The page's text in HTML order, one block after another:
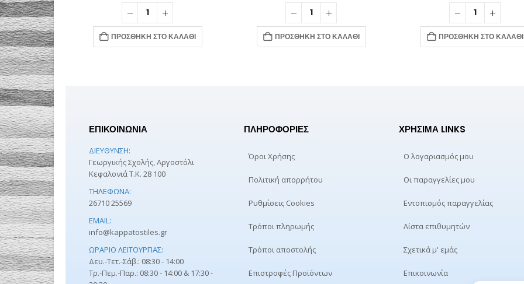
ΚΑΛΆΘΙ ΠΡΟΣΘΉΚΗ ΣΤΟ ΚΑΛΆΘΙ ΠΡΟΣΘΉΚΗ ΣΤΟ ΚΑΛΆΘΙ ΠΡΟΣΘΉΚΗ ΣΤΟ ΚΑΛΆΘΙ
ΕΠΙΚΟΙΝΩΝΙΑ
ΔΙΕΎΘΥΝΣΗ:
Γεωργικής Σχολής, Αργοστόλι
Κεφαλονιά Τ.Κ. 28 100
ΤΗΛΈΦΩΝΑ:
26710 25569
EMAIL:
info@kappatostiles.gr
ΩΡΆΡΙΟ ΛΕΙΤΟΥΡΓΊΑΣ:
Δευ.-Τετ.-Σάβ.: 08:30 - 14:00
Τρ.-Πεμ.-Παρ.: 08:30 - 14:00 & 17:30 -
ΠΛΗΡΟΦΟΡΊΕΣ
Όροι Χρήσης
Πολιτική απορρήτου
Ρυθμίσεις Cookies
Τρόποι πληρωμής
Τρόποι αποστολής
Επιστροφές Προϊόντων
ΧΡΉΣΙΜΑ LINKS
Ο λογαριασμός μου
Οι παραγγελίες μου
Εντοπισμός παραγγελίας
Λίστα επιθυμητών
Σχετικά μ' εμάς
Επικοινωνία